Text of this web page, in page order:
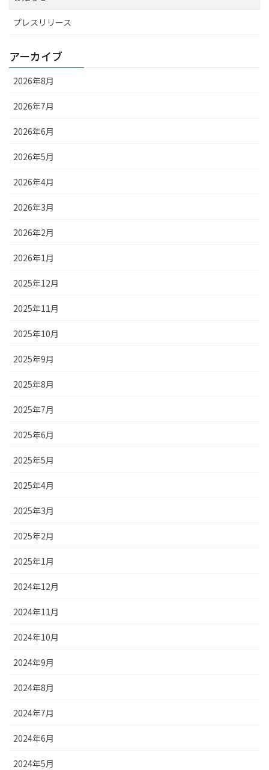
プレスリリース
アーカイブ
2026年8月
2026年7月
2026年6月
2026年5月
2026年4月
2026年3月
2026年2月
2026年1月
2025年12月
2025年11月
2025年10月
2025年9月
2025年8月
2025年7月
2025年6月
2025年5月
2025年4月
2025年3月
2025年2月
2025年1月
2024年12月
2024年11月
2024年10月
2024年9月
2024年8月
2024年7月
2024年6月
2024年5月